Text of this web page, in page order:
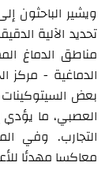
ويشير الباحثون
تحديد الآلية
مناطق الدماغ
الدماغية - مركز
العصبي، ما
معاكسا مهدئا